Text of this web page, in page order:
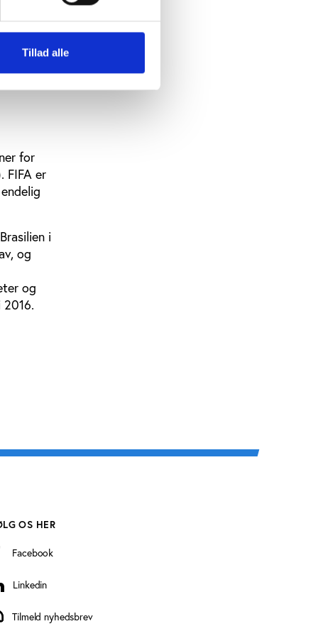
Tillad alle
har
et
i
til
for
FIFA er
i
og
og
OS HER
Facebook
Linkedin
nyhedsbrev
Tilmeld nyhedsbrev